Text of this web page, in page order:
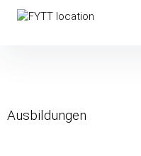
FYTT location
Ausbildungen